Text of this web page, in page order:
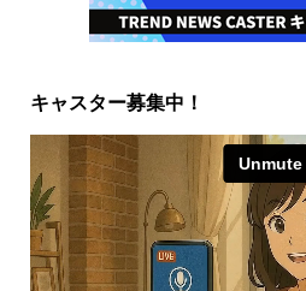
キャスター募集中！